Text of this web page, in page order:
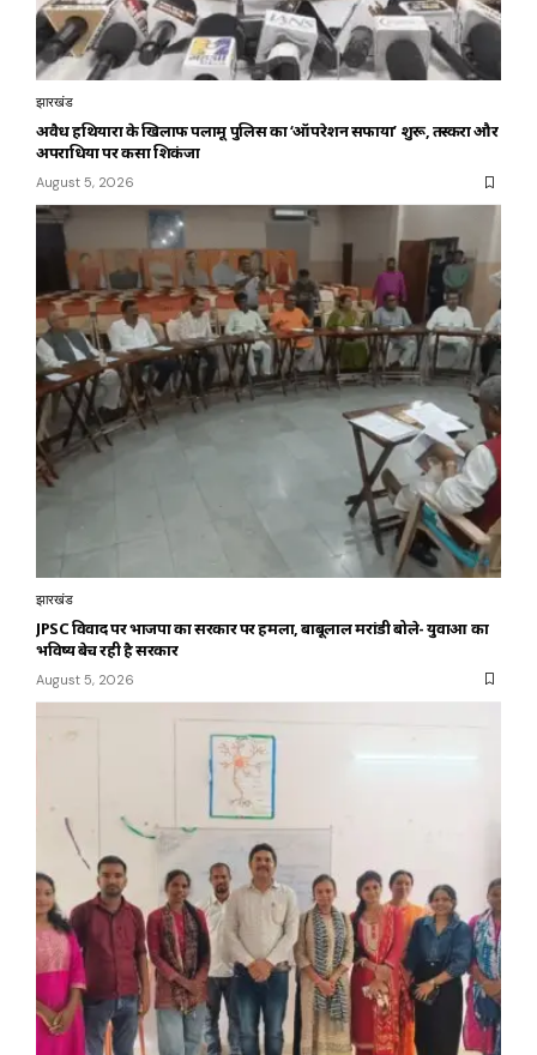
झारखंड
अवैध हथियारों के खिलाफ पलामू पुलिस का ‘ऑपरेशन सफाया’ शुरू, तस्करों और
अपराधियों पर कसा शिकंजा
August 5, 2026
झारखंड
JPSC विवाद पर भाजपा का सरकार पर हमला, बाबूलाल मरांडी बोले- युवाओं का
भविष्य बेच रही है सरकार
August 5, 2026